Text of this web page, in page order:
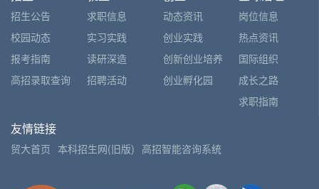
招生公告
校园动态
报考指南
高招录取查询
求职信息
实习实践
读研深造
招聘活动
动态资讯
创业实践
创新创业培养
创业孵化园
岗位信息
热点资讯
国际组织
成长之路
求职指南
友情链接
贸大首页 本科招生网(旧版) 高招智能咨询系统